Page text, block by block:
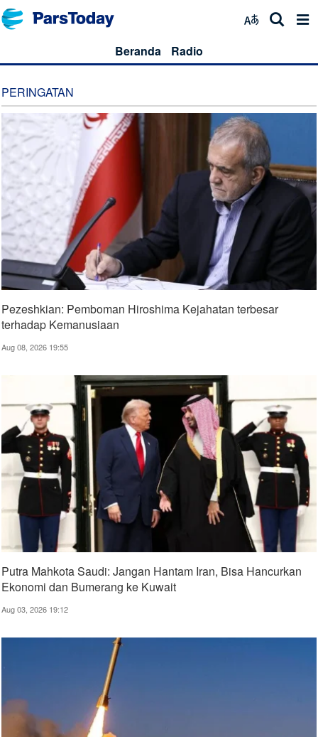
Beranda Radio
PERINGATAN
Pezeshkian: Pemboman Hiroshima Kejahatan terbesar
terhadap Kemanusiaan
Aug 08, 2026 19:55
Putra Mahkota Saudi: Jangan Hantam Iran, Bisa Hancurkan
Ekonomi dan Bumerang ke Kuwait
Aug 03, 2026 19:12